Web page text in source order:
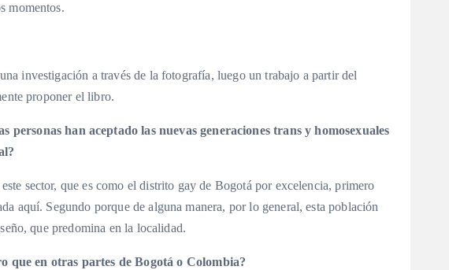
momentos.
investigación a través de la fotografía, luego un trabajo a partir del
proponer el libro.
personas han aceptado las nuevas generaciones trans y homosexuales
sector, que es como el distrito gay de Bogotá por excelencia, primero
aquí. Segundo porque de alguna manera, por lo general, esta población
que predomina en la localidad.
que en otras partes de Bogotá o Colombia?